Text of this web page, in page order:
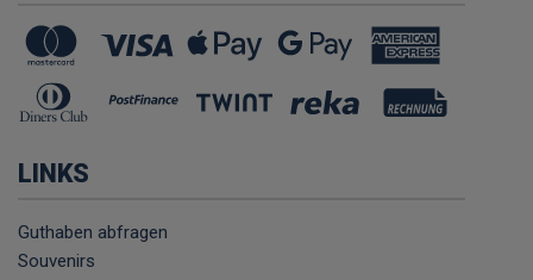
LINKS
Guthaben abfragen
Souvenirs